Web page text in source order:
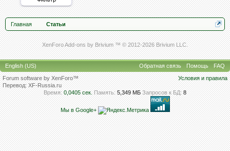
Главная Статьи
XenForo Add-ons by Brivium ™ © 2012-2026 Brivium LLC.
English (US) Обратная связь Помощь
FAQ
Условия и правила
Forum software by XenForo™
Перевод:XF-Russia.ru
Время: 0,0405 сек. Память: 5,349 МБ Запросов к БД: 8
Мы в Google+